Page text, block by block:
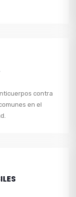
contra
en el